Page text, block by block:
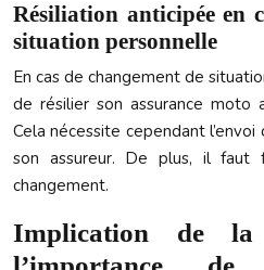
Résiliation anticipée en
situation personnelle
En cas de changement de
de résilier son assurance moto
Cela nécessite cependant
son assureur. De plus, il faut
changement.
Implication de